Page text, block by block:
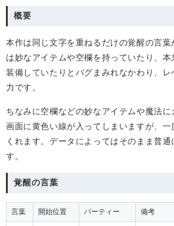
概要
本作は同じ文字を重ねるだけの覚醒の言
は妙なアイテムや空欄を持っていたり、
装備していたりとバグまみれなかわり、
力です。
ちなみに空欄などの妙なアイテムや魔法に
画面に黄色い線が入ってしまいますが、
くれます。データによってはそのまま普
す。
覚醒の言葉
言葉 開始位置 パーティー 備考